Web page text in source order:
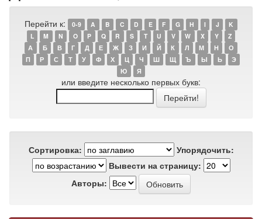
Перейти к: 0-9 A B C D E F G H I J
K
L
M N O P Q R S T U V W X Y
Z
А
Б В Г Д Е Ж З И Й К Л М Н
О
П
Р С Т У Ф Х Ц Ч Ш Щ Ъ Ы Ь
Э
Ю
Я
или введите несколько первых букв:
Сортировка:
Упорядочить:
Вывести на страницу:
Авторы: